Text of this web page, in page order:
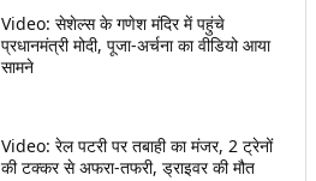
Video: सेशेल्स के गणेश मंदिर में पहुंचे
प्रधानमंत्री मोदी, पूजा-अर्चना का वीडियो आया
सामने
Video: रेल पटरी पर तबाही का मंजर, 2 ट्रेनों
की टक्कर से अफरा-तफरी, ड्राइवर की मौत